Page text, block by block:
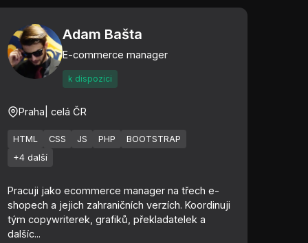
Adam Bašta
E-commerce manager
k dispozici
Praha | celá ČR
HTML CSS JS PHP
BOOTSTRAP
+4 další
Pracuji jako ecommerce manager na třech e-
shopech a jejich zahraničních verzích. Koordinuji
tým copywriterek, grafiků, překladatelek a
dalšíc...